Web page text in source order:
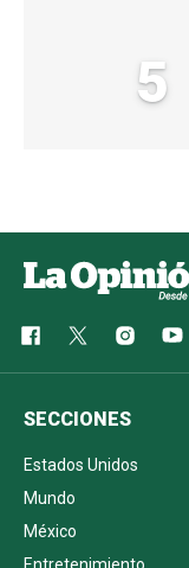
5
SECCIONES
Estados Unidos
Mundo
México